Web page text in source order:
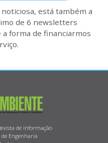
está também a
de 6 newsletters
forma de financiarmos
de Informação
de Engenharia